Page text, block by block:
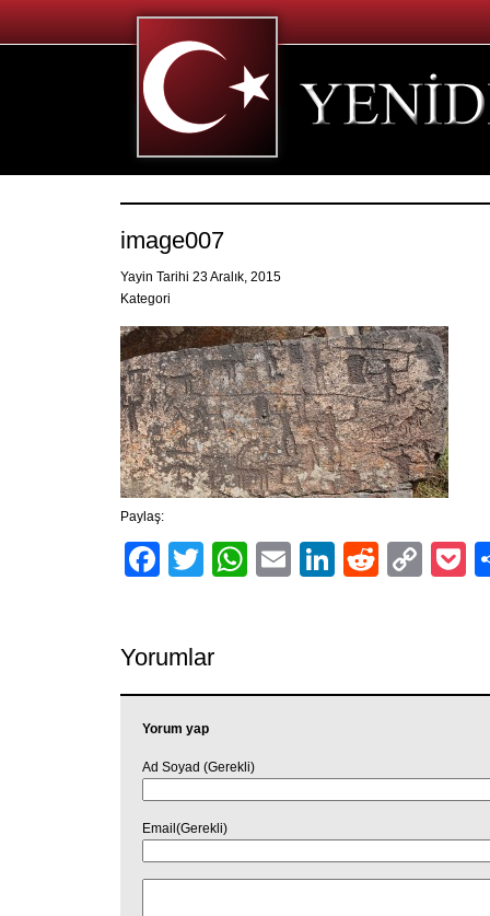
image007
Yayin Tarihi 23 Aralık, 2015
Kategori
Paylaş:
Facebook
TwitterWhatsApp
EmailLinkedIn
Reddit
Yorumlar
Yorum yap
Ad Soyad (Gerekli)
Email(Gerekli)